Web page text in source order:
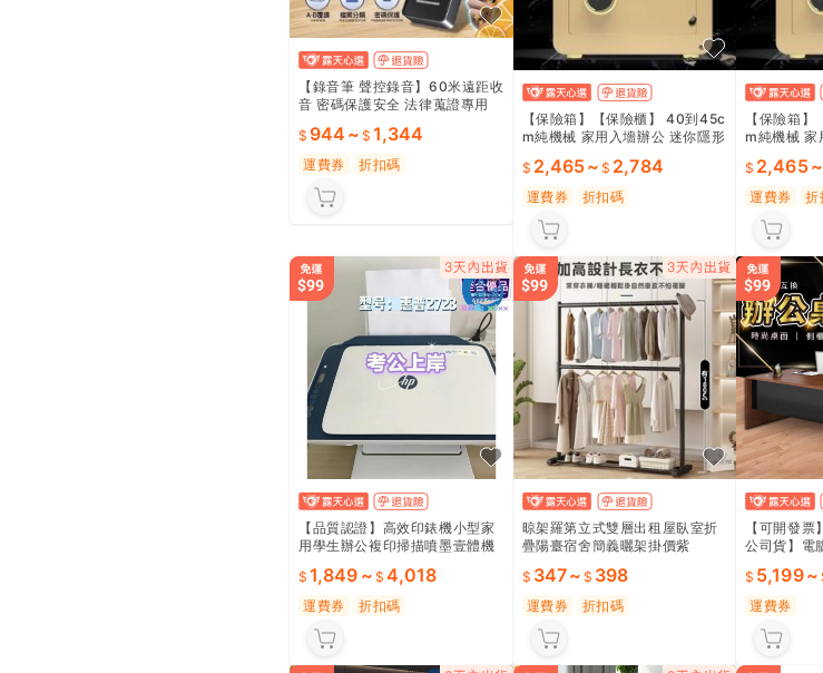
【錄音筆 聲控錄音】60米遠距收
音 密碼保護安全 法律蒐證專用
間續航 隱蔽輕便 商務必備 取證
神器 🎙️
944 ~ 1,344
運費券 折扣碼
【保險箱】【保險櫃】 40到45c
m純機械 家用入墻辦公 迷你隱形
入墻保險櫃 迷你指紋箱 家用防盜
櫃 居家辦公專用 🛡️
2,465~ 2,784
運費券 折扣碼
【保險箱
m純機械 家
2,465~
運費券 折
【品質認證】高效印錶機小型家
用學生辦公複印掃描噴墨壹體機
網路購物市集
1,849 ~ 4,018
運費券 折扣碼
晾架羅第立式雙層出租屋臥室折
疊陽臺宿舍簡義曬架掛價紫
347~ 398
運費券 折扣碼
【可開發
公司貨】電
角電競桌 書
5,199~
運費券